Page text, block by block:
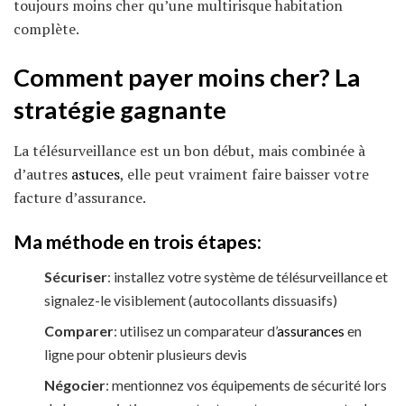
toujours moins cher qu’une multirisque habitation
complète.
Comment payer moins cher? La
stratégie gagnante
La télésurveillance est un bon début, mais combinée à
d’autres astuces, elle peut vraiment faire baisser votre
facture d’assurance.
Ma méthode en trois étapes:
Sécuriser: installez votre système de télésurveillance et
signalez-le visiblement (autocollants dissuasifs)
Comparer: utilisez un comparateur d’assurances en
ligne pour obtenir plusieurs devis
Négocier: mentionnez vos équipements de sécurité lors